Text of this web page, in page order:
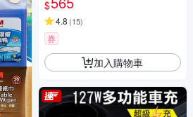
$
4.8 (15)
券
加入購物車